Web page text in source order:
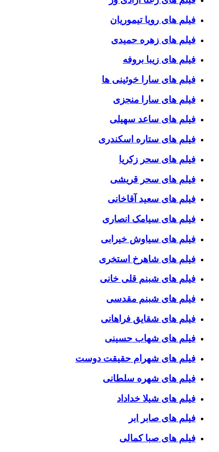
فیلم های رویا تیموریان
فیلم های زهره حمیدی
فیلم های زیبا بروفه
فیلم های سارا خوئینی ها
فیلم های سارا منجزی
فیلم های ساعد سهیلی
فیلم های ستاره اسکندری
فیلم های سحر زکریا
فیلم های سحر قریشی
فیلم های سعید آقاخانی
فیلم های سیامک انصاری
فیلم های سیاوش خیرابی
فیلم های شاهرخ استخری
فیلم های شبنم قلی خانی
فیلم های شبنم مقدسی
فیلم های شقایق فراهانی
فیلم های شهاب حسینی
فیلم های شهرام حقیقت دوست
فیلم های شهره سلطانی
فیلم های شیلا خداداد
فیلم های صابر ابر
فیلم های صبا کمالی